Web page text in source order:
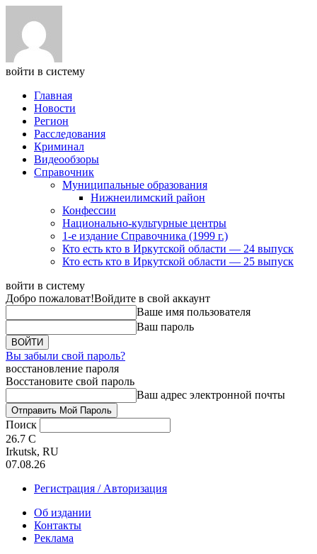
войти в систему
Главная
Новости
Регион
Расследования
Криминал
Видеообзоры
Справочник
Муниципальные образования
Нижнеилимский район
Конфессии
Национально-культурные центры
1-е издание Справочника (1999 г.)
Кто есть кто в Иркутской области — 24 выпуск
Кто есть кто в Иркутской области — 25 выпуск
войти в систему
Добро пожаловат!Войдите в свой аккаунт
Ваше имя пользователя
Ваш пароль
Вы забыли свой пароль?
восстановление пароля
Восстановите свой пароль
Ваш адрес электронной почты
Поиск
26.7 C
Irkutsk, RU
07.08.26
Регистрация / Авторизация
Об издании
Контакты
Реклама